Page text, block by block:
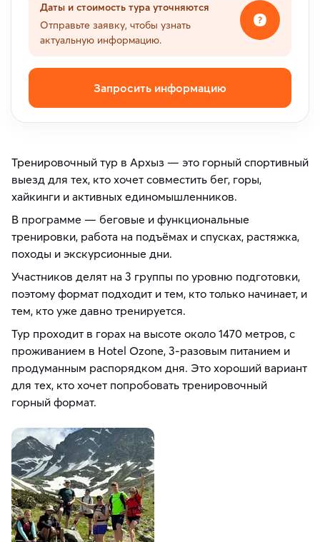
Даты и стоимость тура уточняются
Отправьте заявку, чтобы узнать
актуальную информацию.
Запросить информацию
Тренировочный тур в Архыз — это горный спортивный
выезд для тех, кто хочет совместить бег, горы,
хайкинги и активных единомышленников.
В программе — беговые и функциональные
тренировки, работа на подъёмах и спусках, растяжка,
походы и экскурсионные дни.
Участников делят на 3 группы по уровню подготовки,
поэтому формат подходит и тем, кто только начинает, и
тем, кто уже давно тренируется.
Тур проходит в горах на высоте около 1470 метров, с
проживанием в Hotel Ozone, 3-разовым питанием и
продуманным распорядком дня. Это хороший вариант
для тех, кто хочет попробовать тренировочный
горный формат.